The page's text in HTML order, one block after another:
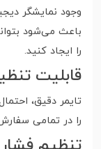
وجود نمایشگر
باعث می‌شود
را ایجاد کنید.
قابلیت
تایمر دقیق،
را در تمامی